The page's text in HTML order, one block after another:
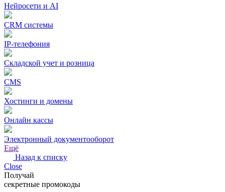
Нейросети и AI
CRM системы
IP-телефония
Складской учет и розница
CMS
Хостинги и домены
Онлайн кассы
Электронный документооборот
Ещё
Назад к списку
Close
Получай
секретные промокоды